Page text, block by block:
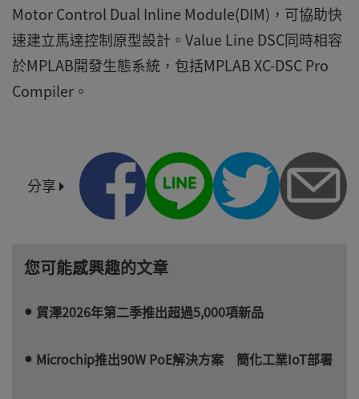
Motor Control Dual Inline Module(DIM)，可協助快
速建立馬達控制原型設計。Value Line DSC同時相容
於MPLAB開發生態系統，包括MPLAB XC-DSC Pro
Compiler。
分享
您可能感興趣的文章
貿澤2026年第二季推出超過5,000項新品
Microchip推出90W PoE解決方案 簡化工業IoT部署